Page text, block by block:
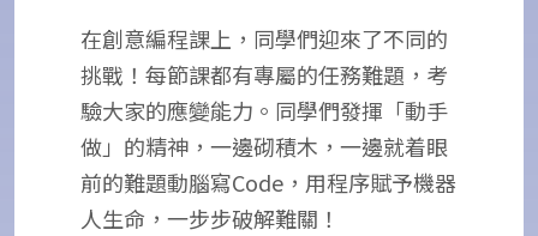
在創意編程課上，同學們迎來了不同的
挑戰！每節課都有專屬的任務難題，考
驗大家的應變能力。同學們發揮「動手
做」的精神，一邊砌積木，一邊就着眼
前的難題動腦寫Code，用程序賦予機器
人生命，一步步破解難關！